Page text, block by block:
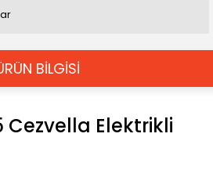
BİLGİSİ
Cezvella Elektrikli